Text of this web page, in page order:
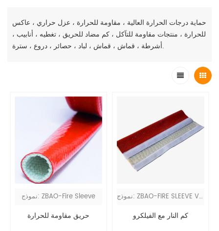
حماية درجات الحرارة العالية ، مقاومة للحرارة ، عزل حراري ، عاكس
للحرارة ، منتجات مقاومة للتآكل ، كم مضاد للحريق ، تغطيه ، أنابيب ،
نموذج: ZBAO-Fire Sleeve
حريق مقاومة للحرارة
نموذج: ZBAO-FIRE SLEEVE VEL
كم النار مع الفيلكرو